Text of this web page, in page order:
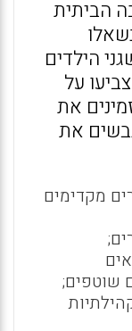
הביתית
הילדים
על
את
את
מקדימים
שוטפים;